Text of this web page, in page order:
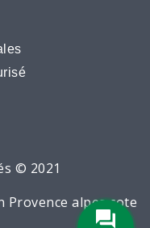
© 2021
alpes cote